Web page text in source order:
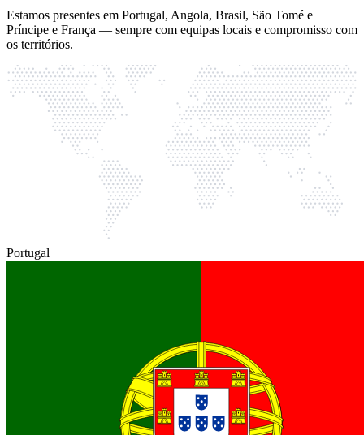
Estamos presentes em Portugal, Angola, Brasil, São Tomé e
Príncipe e França — sempre com equipas locais e compromisso com
os territórios.
Portugal